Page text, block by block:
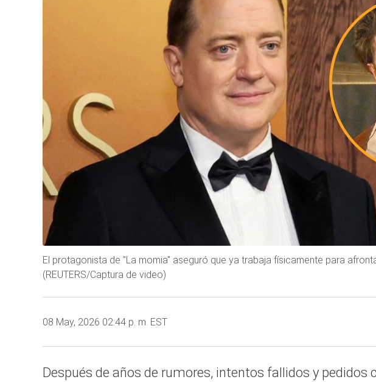
El protagonista de "La momia" aseguró que ya trabaja físicamente para
(REUTERS/Captura de video)
08 May, 2026 02:44 p. m. EST
Después de años de rumores, intentos fallidos y